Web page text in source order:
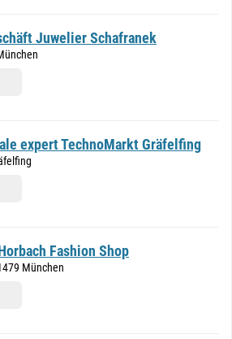
Juwelier Schafranek
expert TechnoMarkt Gräfelfing
Fashion Shop
München